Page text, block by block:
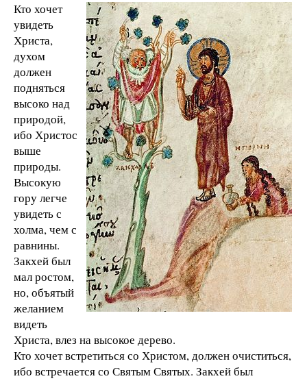
Кто хочет
увидеть
Христа,
духом
должен
подняться
высоко над
природой,
ибо Христос
выше
природы.
Высокую
гору легче
увидеть с
холма, чем с
равнины.
Закхей был
мал ростом,
но, объятый
желанием
видеть
Христа, влез на высокое дерево.
Кто хочет встретиться со Христом, должен очиститься,
ибо встречается со Святым Святых. Закхей был